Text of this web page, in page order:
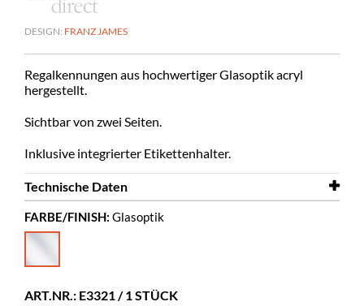
DESIGN: FRANZ JAMES
Regalkennungen aus hochwertiger Glasoptik acryl
hergestellt.
Sichtbar von zwei Seiten.
Inklusive integrierter Etikettenhalter.
Technische Daten
Breite
8 mm
Tiefe
Farbe
Glasoptik
FARBE/FINISH: Glasoptik
ART.NR.: E3321 / 1 STÜCK